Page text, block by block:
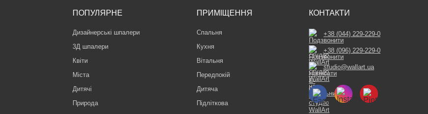
ПОПУЛЯРНЕ
Дизайнерські шпалери
3Д шпалери
Квіти
Міста
Дитячі
Природа
ПРИМІЩЕННЯ
Спальня
Кухня
Вітальня
Передпокій
Дитяча
Підліткова
КОНТАКТИ
+38 (044) 229-229-0
+38 (096) 229-229-0
studio@wallart.ua